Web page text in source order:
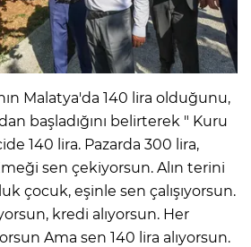
Malatya'da 140 lira olduğunu,
başladığını belirterek " Kuru
140 lira. Pazarda 300 lira,
sen çekiyorsun. Alın terini
çocuk, eşinle sen çalışıyorsun.
kredi alıyorsun. Her
Ama sen 140 lira alıyorsun.